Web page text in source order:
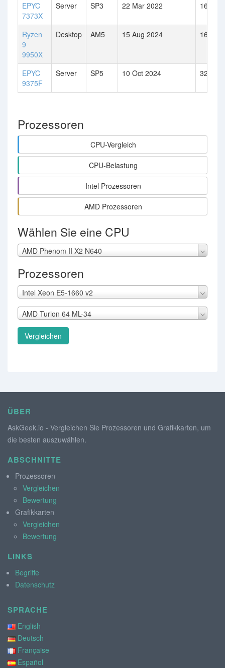
EPYC
7373X
Server SP3 22 Mar 2022 16
Ryzen
9
9950X
Desktop AM5 15 Aug 2024 16
EPYC
9375F
Server SP5 10 Oct 2024 32
Prozessoren
CPU-Vergleich
CPU-Belastung
Intel Prozessoren
AMD Prozessoren
Wählen Sie eine CPU
AMD Phenom II X2 N640
Prozessoren
Intel Xeon E5-1660 v2
AMD Turion 64 ML-34
Vergleichen
ÜBER
AskGeek.io - Vergleichen Sie Prozessoren und Grafikkarten, um
die besten auszuwählen.
ABSCHNITTE
Prozessoren
Vergleichen
Bewertung
Grafikkarten
Vergleichen
Bewertung
LINKS
Begriffe
Datenschutz
SPRACHE
English
Deutsch
Française
Español